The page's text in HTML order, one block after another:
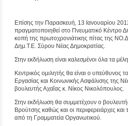
Επίσης την Παρασκευή, 13 Ιανουαρίου
πραγματοποιηθεί στο Πνευματικό
κοπή της πρωτοχρονιάτικης πίτας της
Δημ.Τ.Ε. Σύρου Νέας Δημοκρατίας.
Στην εκδήλωση είναι καλεσμένοι όλα τα
Κεντρικός ομιλητής θα είναι ο υπεύθυνος
Εργασίας και Κοινωνικής Ασφάλισης της
βουλευτής Αχαΐας κ. Νίκος Νικολόπουλος.
Στην εκδήλωση θα συμμετέχουν ο
Βρούτσης καθώς και οι περιφερειάρχες
από τη Γραμματεία Οργανωτικού.